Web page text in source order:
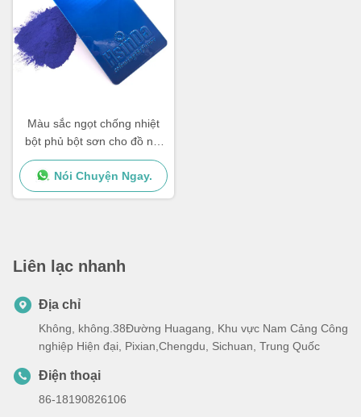
Màu sắc ngọt chống nhiệt
bột phủ bột sơn cho đồ nội
thất kim loại
Nói Chuyện Ngay.
Liên lạc nhanh
Địa chỉ
Không, không.38Đường Huagang, Khu vực Nam Cảng Công
nghiệp Hiện đại, Pixian,Chengdu, Sichuan, Trung Quốc
Điện thoại
86-18190826106